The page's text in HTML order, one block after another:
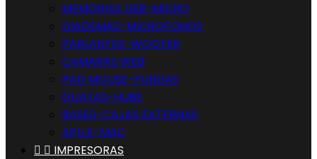
MEMORIAS USB-MICRO
DIADEMAS-MICROFONOS
PARLANTES-WOOFER
CAMARAS WEB
PAD MOUSE-FUNDAS
GUAYAS-HUBS
BASES-CAJAS EXTERNAS
APLLE-MAC
  IMPRESORAS